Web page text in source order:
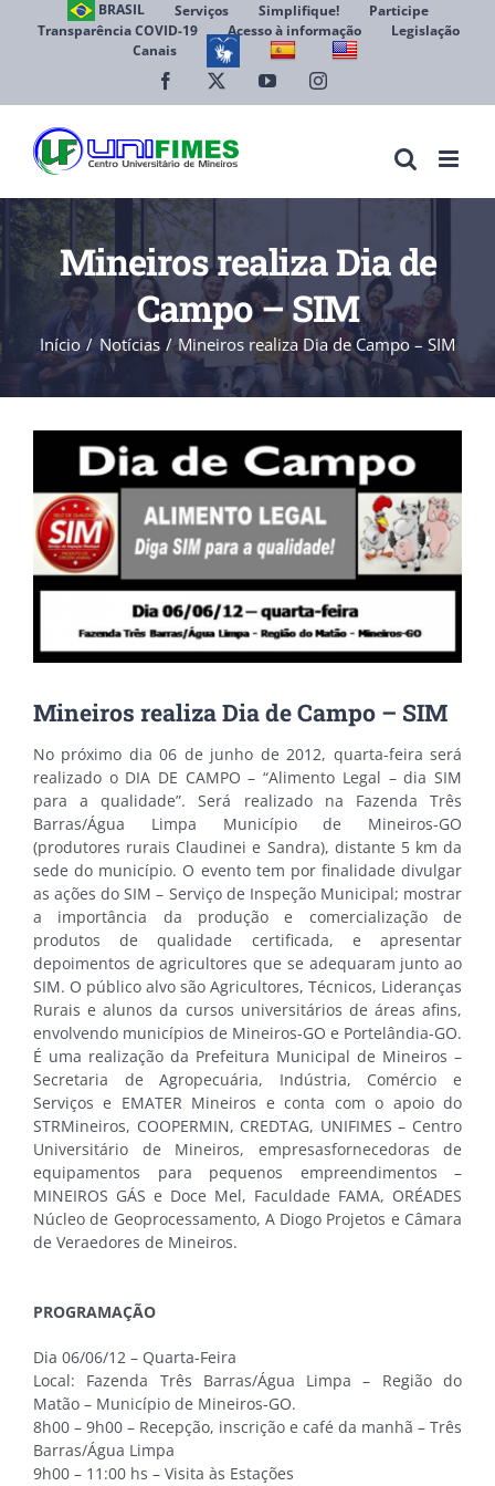
BRASIL Serviços Simplifique!
Participe
Transparência COVID-19
Acesso à informação
Legislação
Canais
Facebook YouTubeInstagram
Mineiros realiza Dia de
Campo – SIM
Início Notícias Mineiros realiza Dia de Campo – SIM
Image
Mineiros realiza Dia de Campo – SIM
No próximo dia 06 de junho de 2012, quarta-feira será
realizado o DIA DE CAMPO – “Alimento Legal – dia SIM
para a qualidade”. Será realizado na Fazenda Três
Barras/Água Limpa Município de Mineiros-GO
(produtores rurais Claudinei e Sandra), distante 5 km da
sede do município. O evento tem por finalidade divulgar
as ações do SIM – Serviço de Inspeção Municipal; mostrar
a importância da produção e comercialização de
produtos de qualidade certificada, e apresentar
depoimentos de agricultores que se adequaram junto ao
SIM. O público alvo são Agricultores, Técnicos, Lideranças
Rurais e alunos da cursos universitários de áreas afins,
envolvendo municípios de Mineiros-GO e Portelândia-GO.
É uma realização da Prefeitura Municipal de Mineiros –
Secretaria de Agropecuária, Indústria, Comércio e
Serviços e EMATER Mineiros e conta com o apoio do
STRMineiros, COOPERMIN, CREDTAG, UNIFIMES – Centro
Universitário de Mineiros, empresasfornecedoras de
equipamentos para pequenos empreendimentos –
MINEIROS GÁS e Doce Mel, Faculdade FAMA, ORÉADES
Núcleo de Geoprocessamento, A Diogo Projetos e Câmara
de Veraedores de Mineiros.
PROGRAMAÇÃO
Dia 06/06/12 – Quarta-Feira
Local: Fazenda Três Barras/Água Limpa – Região do
Matão – Município de Mineiros-GO.
8h00 – 9h00 – Recepção, inscrição e café da manhã – Três
Barras/Água Limpa
9h00 – 11:00 hs – Visita às Estações